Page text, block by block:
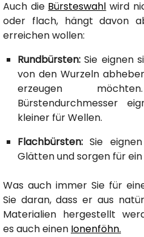
Auch die Bürsteswahl wird
oder flach, hängt davon
erreichen wollen:
Rundbürsten: Sie eignen
von den Wurzeln
erzeugen
Bürstendurchmesser
kleiner für Wellen.
Flachbürsten: Sie
Glätten und sorgen für
Was auch immer Sie für
Sie daran, dass er aus
Materialien hergestellt
es auch einen Ionenföhn.